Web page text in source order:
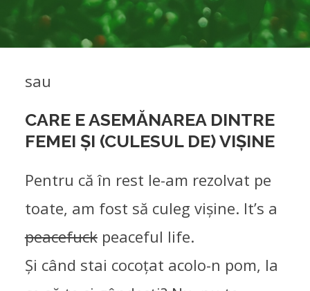
sau
CARE E ASEMĂNAREA DINTRE
FEMEI ȘI (CULESUL DE) VIȘINE
Pentru că în rest le-am rezolvat pe
toate, am fost să culeg vișine. It’s a
peacefuckpeaceful life.
Și când stai cocoțat acolo-n pom, la